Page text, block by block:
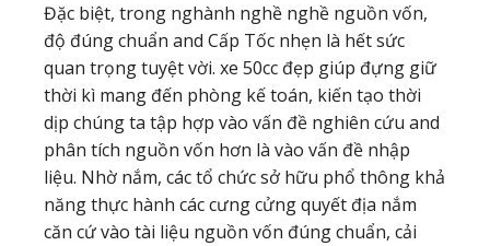
Đặc biệt, trong nghành nghề nghề nguồn vốn,
độ đúng chuẩn and Cấp Tốc nhẹn là hết sức
quan trọng tuyệt vời. xe 50cc đẹp giúp đựng giữ
thời kì mang đến phòng kế toán, kiến tạo thời
dịp chúng ta tập hợp vào vấn đề nghiên cứu and
phân tích nguồn vốn hơn là vào vấn đề nhập
liệu. Nhờ nắm, các tổ chức sở hữu phổ thông khả
năng thực hành các cưng cửng quyết địa nắm
căn cứ vào tài liệu nguồn vốn đúng chuẩn, cải